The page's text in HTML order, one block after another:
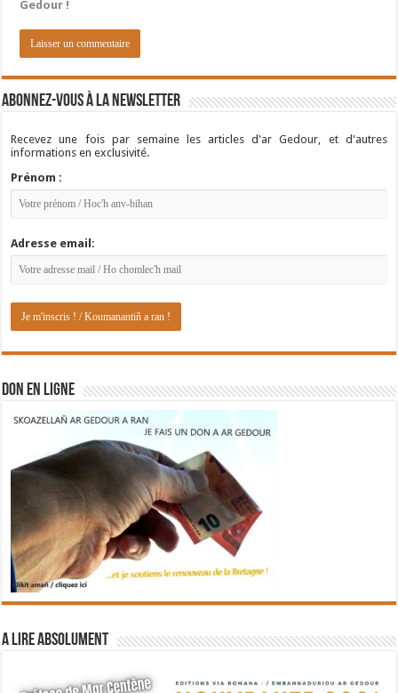
Gedour !
Abonnez-vous à la newsletter
Recevez une fois par semaine les articles d'ar Gedour, et d'autres
informations en exclusivité.
Prénom :
Adresse email:
DON EN LIGNE
A lire absolument